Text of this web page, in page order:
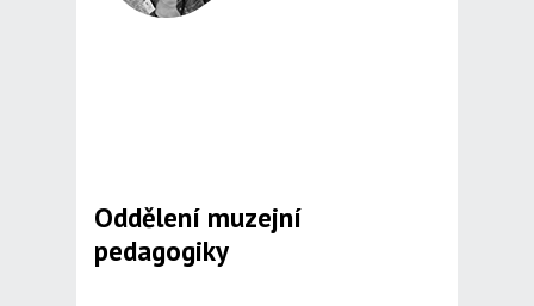
Oddělení muzejní
pedagogiky